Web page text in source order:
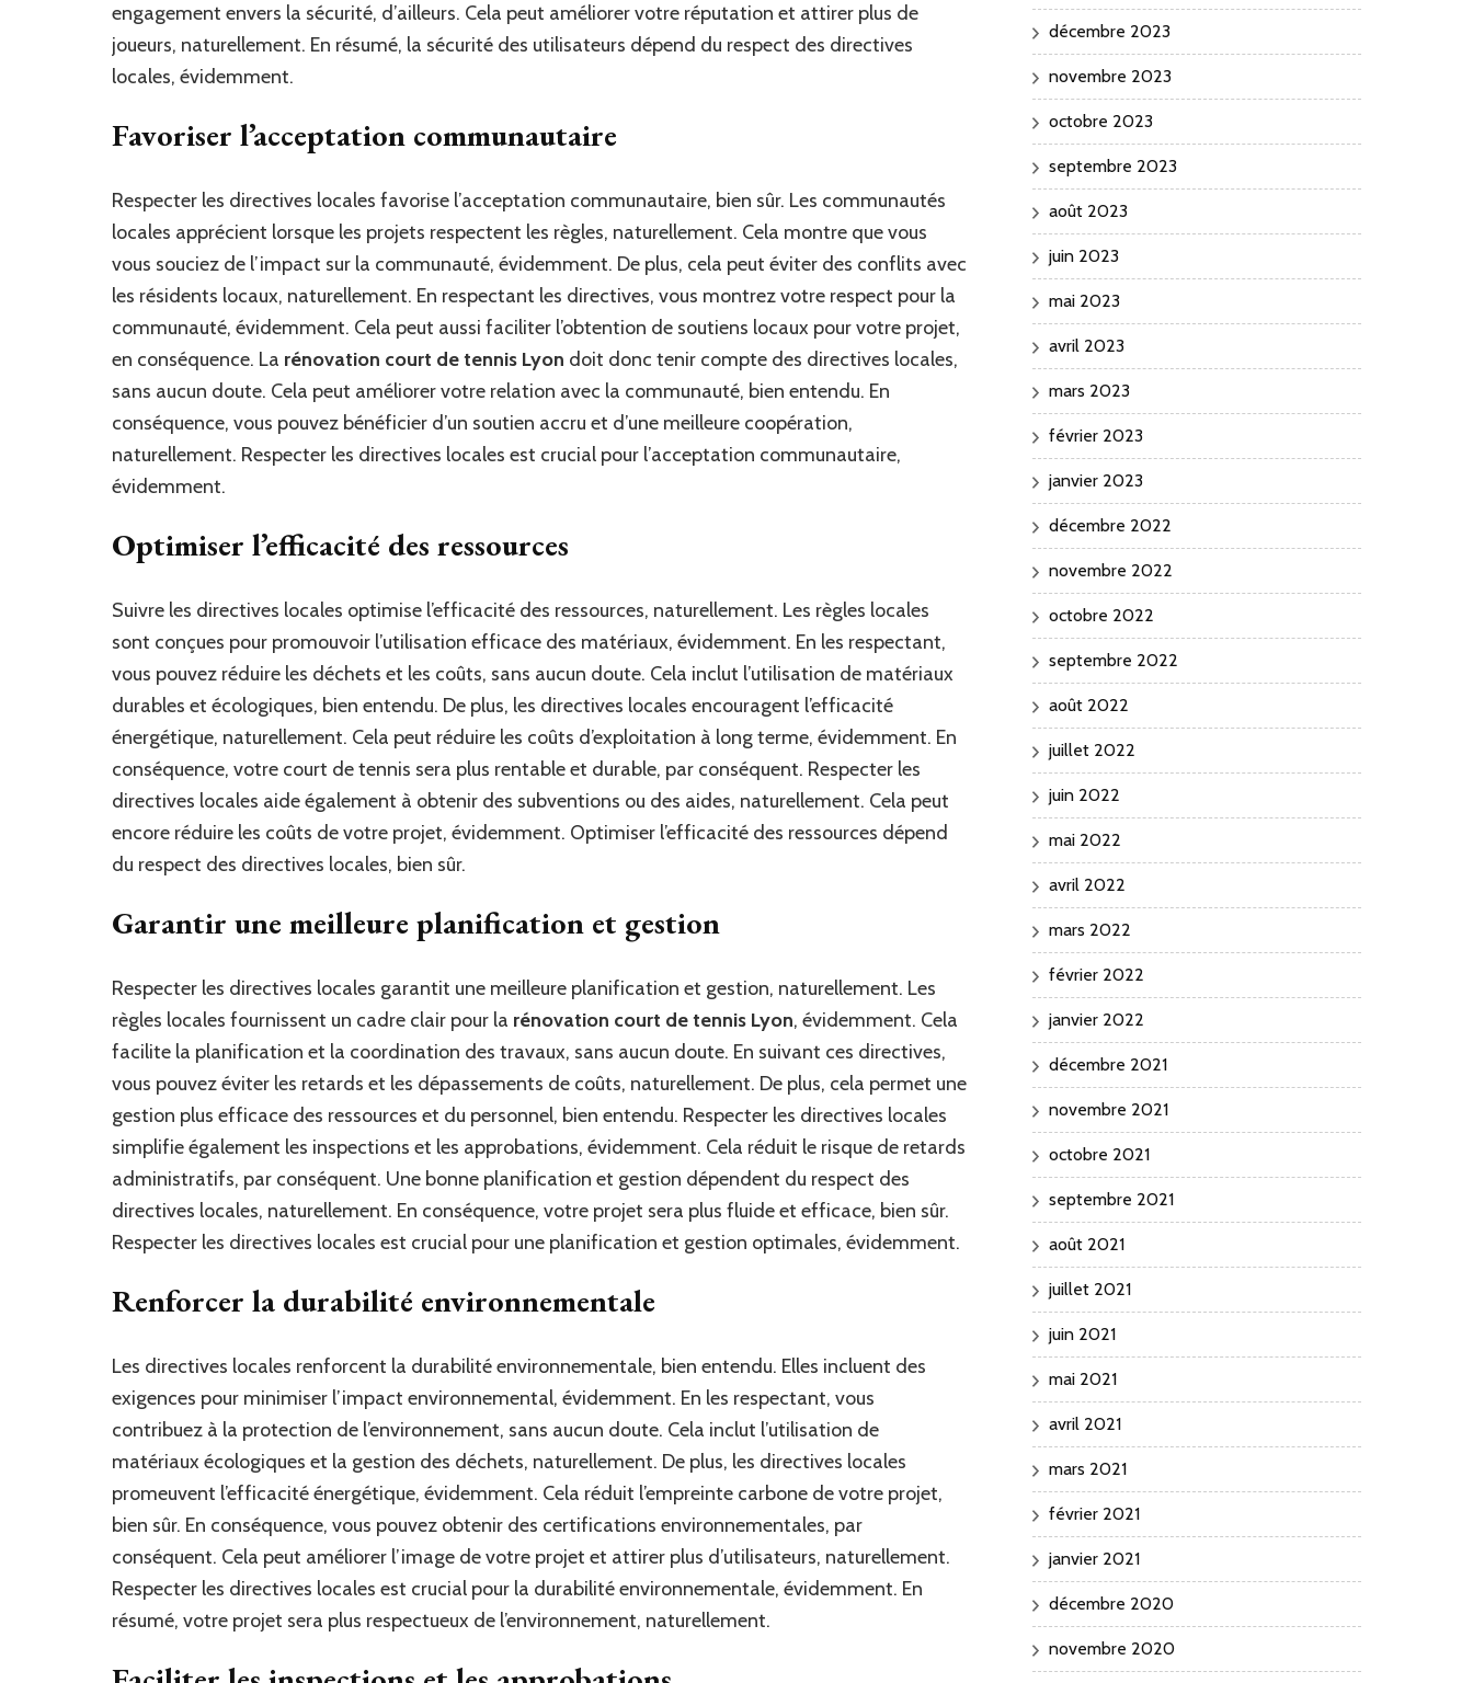
engagement envers la sécurité, d’ailleurs. Cela peut améliorer votre réputation et attirer plus de
joueurs, naturellement. En résumé, la sécurité des utilisateurs dépend du respect des directives
locales, évidemment.
Favoriser l’acceptation communautaire
Respecter les directives locales favorise l’acceptation communautaire, bien sûr. Les communautés
locales apprécient lorsque les projets respectent les règles, naturellement. Cela montre que vous
vous souciez de l’impact sur la communauté, évidemment. De plus, cela peut éviter des conflits avec
les résidents locaux, naturellement. En respectant les directives, vous montrez votre respect pour la
communauté, évidemment. Cela peut aussi faciliter l’obtention de soutiens locaux pour votre projet,
en conséquence. La rénovation court de tennis Lyon doit donc tenir compte des directives locales,
sans aucun doute. Cela peut améliorer votre relation avec la communauté, bien entendu. En
conséquence, vous pouvez bénéficier d’un soutien accru et d’une meilleure coopération,
naturellement. Respecter les directives locales est crucial pour l’acceptation communautaire,
évidemment.
Optimiser l’efficacité des ressources
Suivre les directives locales optimise l’efficacité des ressources, naturellement. Les règles locales
sont conçues pour promouvoir l’utilisation efficace des matériaux, évidemment. En les respectant,
vous pouvez réduire les déchets et les coûts, sans aucun doute. Cela inclut l’utilisation de matériaux
durables et écologiques, bien entendu. De plus, les directives locales encouragent l’efficacité
énergétique, naturellement. Cela peut réduire les coûts d’exploitation à long terme, évidemment. En
conséquence, votre court de tennis sera plus rentable et durable, par conséquent. Respecter les
directives locales aide également à obtenir des subventions ou des aides, naturellement. Cela peut
encore réduire les coûts de votre projet, évidemment. Optimiser l’efficacité des ressources dépend
du respect des directives locales, bien sûr.
Garantir une meilleure planification et gestion
Respecter les directives locales garantit une meilleure planification et gestion, naturellement. Les
règles locales fournissent un cadre clair pour la rénovation court de tennis Lyon, évidemment. Cela
facilite la planification et la coordination des travaux, sans aucun doute. En suivant ces directives,
vous pouvez éviter les retards et les dépassements de coûts, naturellement. De plus, cela permet une
gestion plus efficace des ressources et du personnel, bien entendu. Respecter les directives locales
simplifie également les inspections et les approbations, évidemment. Cela réduit le risque de retards
administratifs, par conséquent. Une bonne planification et gestion dépendent du respect des
directives locales, naturellement. En conséquence, votre projet sera plus fluide et efficace, bien sûr.
Respecter les directives locales est crucial pour une planification et gestion optimales, évidemment.
Renforcer la durabilité environnementale
Les directives locales renforcent la durabilité environnementale, bien entendu. Elles incluent des
exigences pour minimiser l’impact environnemental, évidemment. En les respectant, vous
contribuez à la protection de l’environnement, sans aucun doute. Cela inclut l’utilisation de
matériaux écologiques et la gestion des déchets, naturellement. De plus, les directives locales
promeuvent l’efficacité énergétique, évidemment. Cela réduit l’empreinte carbone de votre projet,
bien sûr. En conséquence, vous pouvez obtenir des certifications environnementales, par
conséquent. Cela peut améliorer l’image de votre projet et attirer plus d’utilisateurs, naturellement.
Respecter les directives locales est crucial pour la durabilité environnementale, évidemment. En
résumé, votre projet sera plus respectueux de l’environnement, naturellement.
décembre 2023
novembre 2023
octobre 2023
septembre 2023
août 2023
juin 2023
mai 2023
avril 2023
mars 2023
février 2023
janvier 2023
décembre 2022
novembre 2022
octobre 2022
septembre 2022
août 2022
juillet 2022
juin 2022
mai 2022
avril 2022
mars 2022
février 2022
janvier 2022
décembre 2021
novembre 2021
octobre 2021
septembre 2021
août 2021
juillet 2021
juin 2021
mai 2021
avril 2021
mars 2021
février 2021
janvier 2021
décembre 2020
novembre 2020